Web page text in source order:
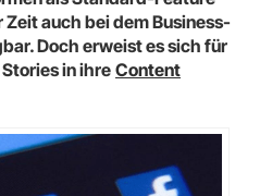
auch bei dem Business-
Doch erweist es sich für
in ihreContent